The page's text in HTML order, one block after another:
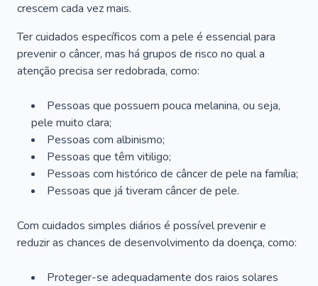
crescem cada vez mais.
Ter cuidados específicos com a pele é essencial para
prevenir o câncer, mas há grupos de risco no qual a
atenção precisa ser redobrada, como:
Pessoas que possuem pouca melanina, ou seja,
pele muito clara;
Pessoas com albinismo;
Pessoas que têm vitiligo;
Pessoas com histórico de câncer de pele na família;
Pessoas que já tiveram câncer de pele.
Com cuidados simples diários é possível prevenir e
reduzir as chances de desenvolvimento da doença, como:
Proteger-se adequadamente dos raios solares